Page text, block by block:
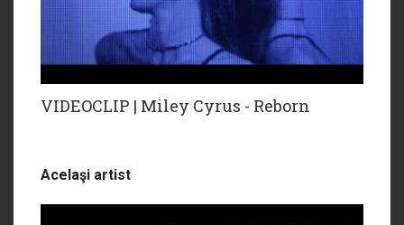
VIDEOCLIP | Miley Cyrus - Reborn
Acelaşi artist